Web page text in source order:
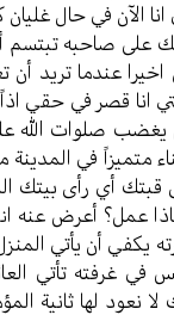
في حال غليان
على صاحبه
عندما تريد
انا قصر في حقي
يغضب صلوات
متميزاً في
قبتك أي رأى بيتك
عمل؟ أعرض عنه
يكفي أن يأتي
تأتي
نعود لها ثانية